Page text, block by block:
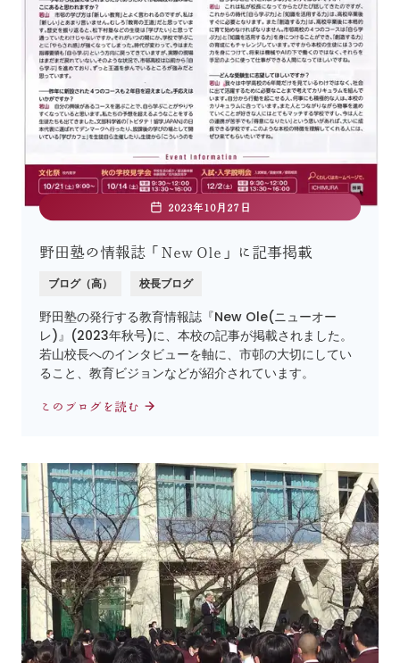
2023年10月27日
野田塾の情報誌「New Ole」に記事掲載
ブログ（高） 校長ブログ
野田塾の発行する教育情報誌『New Ole(ニューオー
レ)』(2023年秋号)に、本校の記事が掲載されました。
若山校長へのインタビューを軸に、市邨の大切にしてい
ること、教育ビジョンなどが紹介されています。
このブログを読む